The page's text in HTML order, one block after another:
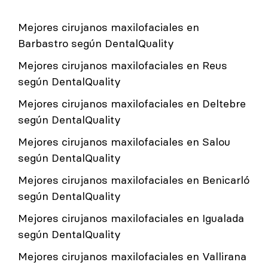
Mejores cirujanos maxilofaciales en
Barbastro según DentalQuality
Mejores cirujanos maxilofaciales en Reus
según DentalQuality
Mejores cirujanos maxilofaciales en Deltebre
según DentalQuality
Mejores cirujanos maxilofaciales en Salou
según DentalQuality
Mejores cirujanos maxilofaciales en Benicarló
según DentalQuality
Mejores cirujanos maxilofaciales en Igualada
según DentalQuality
Mejores cirujanos maxilofaciales en Vallirana